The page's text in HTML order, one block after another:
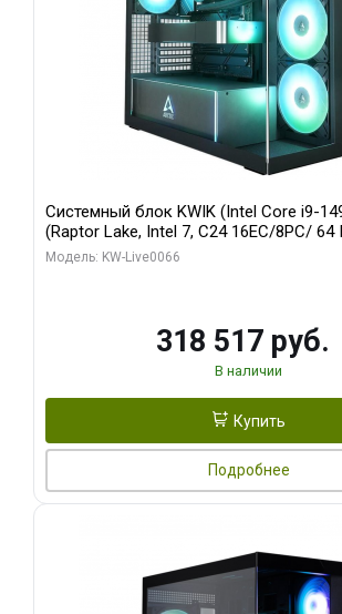
Системный блок KWIK (Intel Core i9-
(Raptor Lake, Intel 7, C24 16EC/8PC/
модуля)/ Gigabyte RTX5080 XTREME
Модель: KW-Live0066
318 517 руб.
В наличии
Купить
Подробнее